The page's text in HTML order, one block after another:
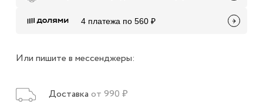
4 платежа по 560 ₽
Или пишите в мессенджеры:
Доставка от 990 ₽